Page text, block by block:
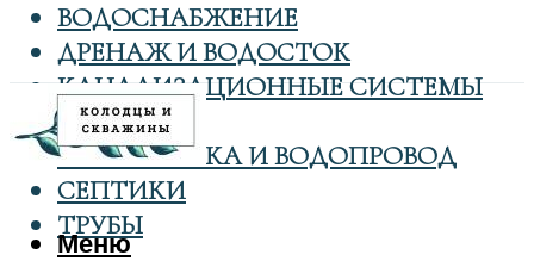
ВОДОСНАБЖЕНИЕ
ДРЕНАЖ И ВОДОСТОК
КАНАЛИЗАЦИОННЫЕ СИСТЕМЫ
КОЛОДЦЫ
САНТЕХНИКА И ВОДОПРОВОД
СЕПТИКИ
ТРУБЫ
Меню